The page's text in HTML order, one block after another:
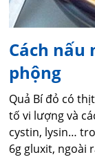
Cách nấu
phộng
Quả Bí đỏ có
tố vi lượng và
cystin, lysin…
6g gluxit, ngoài